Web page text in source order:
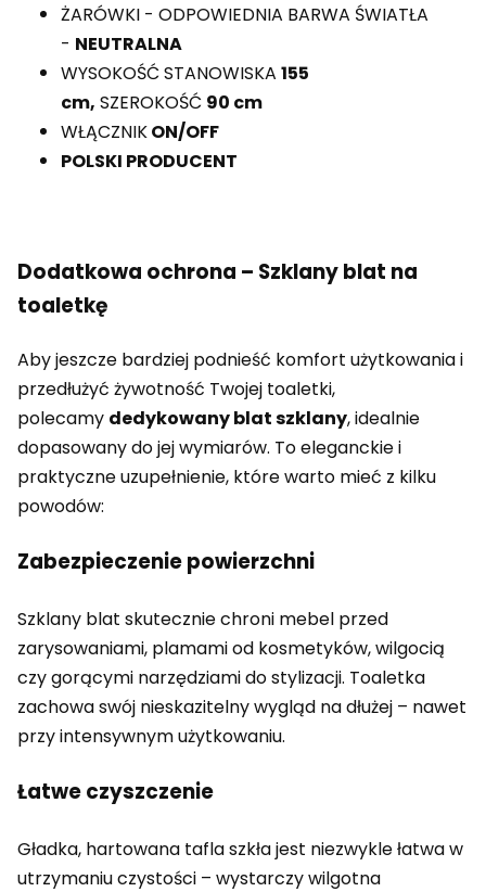
ŻARÓWKI - ODPOWIEDNIA BARWA ŚWIATŁA
- NEUTRALNA
WYSOKOŚĆ STANOWISKA 155
cm, SZEROKOŚĆ 90 cm
WŁĄCZNIKON/OFF
POLSKI PRODUCENT
Dodatkowa ochrona – Szklany blat na
toaletkę
Aby jeszcze bardziej podnieść komfort użytkowania i
przedłużyć żywotność Twojej toaletki,
polecamy dedykowany blat szklany, idealnie
dopasowany do jej wymiarów. To eleganckie i
praktyczne uzupełnienie, które warto mieć z kilku
powodów:
Zabezpieczenie powierzchni
Szklany blat skutecznie chroni mebel przed
zarysowaniami, plamami od kosmetyków, wilgocią
czy gorącymi narzędziami do stylizacji. Toaletka
zachowa swój nieskazitelny wygląd na dłużej – nawet
przy intensywnym użytkowaniu.
Łatwe czyszczenie
Gładka, hartowana tafla szkła jest niezwykle łatwa w
utrzymaniu czystości – wystarczy wilgotna